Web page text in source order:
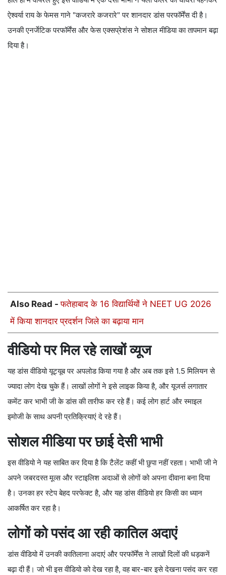
ऐश्वर्या राय के फेमस गाने "कजरारे कजरारे" पर शानदार डांस परफॉर्मेंस दी है।
उनकी एनर्जेटिक परफॉर्मेंस और फेस एक्सप्रेशंस ने सोशल मीडिया का तापमान बढ़ा
दिया है।
Also Read -फतेहाबाद के 16 विद्यार्थियों ने NEET UG 2026
में किया शानदार प्रदर्शन जिले का बढ़ाया मान
वीडियो पर मिल रहे लाखों व्यूज
यह डांस वीडियो यूट्यूब पर अपलोड किया गया है और अब तक इसे 1.5 मिलियन से
ज्यादा लोग देख चुके हैं। लाखों लोगों ने इसे लाइक किया है, और यूजर्स लगातार
कमेंट कर भाभी जी के डांस की तारीफ कर रहे हैं। कई लोग हार्ट और स्माइल
इमोजी के साथ अपनी प्रतिक्रियाएं दे रहे हैं।
सोशल मीडिया पर छाई देसी भाभी
इस वीडियो ने यह साबित कर दिया है कि टैलेंट कहीं भी छुपा नहीं रहता। भाभी जी ने
अपने जबरदस्त मूव्स और स्टाइलिश अदाओं से लोगों को अपना दीवाना बना दिया
है। उनका हर स्टेप बेहद परफेक्ट है, और यह डांस वीडियो हर किसी का ध्यान
आकर्षित कर रहा है।
लोगों को पसंद आ रही कातिल अदाएं
डांस वीडियो में उनकी कातिलाना अदाएं और परफॉर्मेंस ने लाखों दिलों की धड़कनें
बढ़ा दी हैं। जो भी इस वीडियो को देख रहा है, वह बार-बार इसे देखना पसंद कर रहा